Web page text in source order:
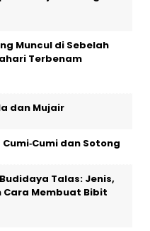
Muncul di Sebelah
Terbenam
dan Mujair
dan Sotong
Talas: Jenis,
Cara Membuat Bibit